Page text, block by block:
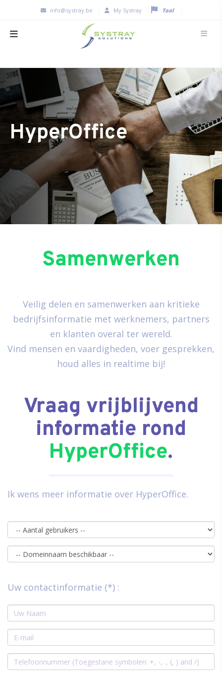
info@systray.be My Systray Taal
HyperOffice
Samenwerken
Veilig delen en samenwerken aan kritieke
bedrijfsinformatie met werknemers, partners
en klanten overal ter wereld.
Vind mensen en vaardigheden, voer gesprekken,
houd alles in realtime bij!
Vraag vrijblijvend
informatie rond
HyperOffice.
Ik wens meer informatie over HyperOffice.
Uw contactinformatie (*) :